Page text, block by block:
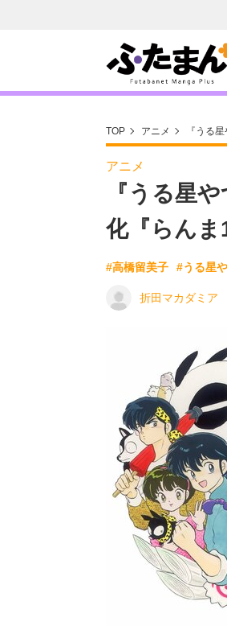
TOP アニメ 『うる
アニメ
『うる星
化『らん
#高橋留美子 #うる星
折田マカダミア